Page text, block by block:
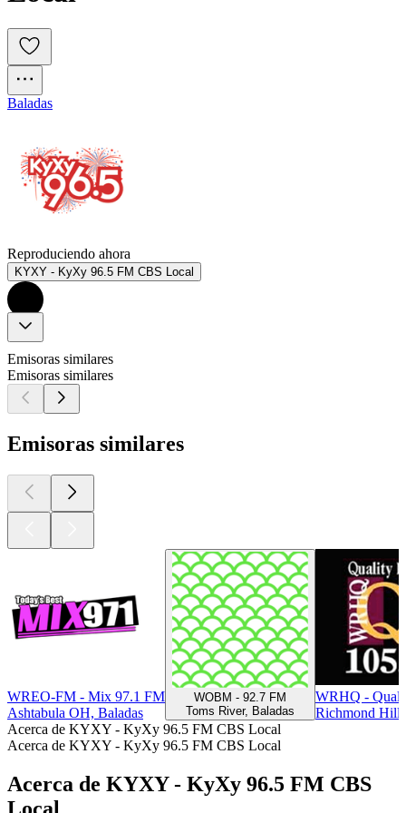
Baladas
Reproduciendo ahora
KYXY - KyXy 96.5 FM CBS Local
Emisoras similares
Emisoras similares
Emisoras similares
WREO-FM - Mix 97.1 FM
Ashtabula OH, Baladas
WOBM - 92.7 FM
Toms River, Baladas
WRHQ -
Richmond Hill
Acerca de KYXY - KyXy 96.5 FM CBS Local
Acerca de KYXY - KyXy 96.5 FM CBS Local
Acerca de KYXY - KyXy 96.5 FM CBS
Local